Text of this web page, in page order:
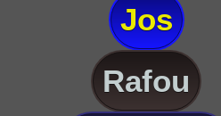
Jos
Rafou